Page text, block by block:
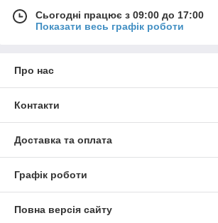
Сьогодні працює з 09:00 до 17:00
Показати весь графік роботи
Про нас
Контакти
Доставка та оплата
Графік роботи
Повна версія сайту